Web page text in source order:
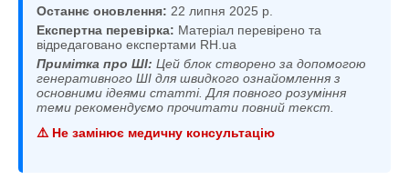
Останнє оновлення: 22 липня 2025 р.
Експертна перевірка: Матеріал перевірено та
відредаговано експертами RH.ua
Примітка про ШІ: Цей блок створено за допомогою
генеративного ШІ для швидкого ознайомлення з
основними ідеями статті. Для повного розуміння
теми рекомендуємо прочитати повний текст.
⚠️ Не замінює медичну консультацію